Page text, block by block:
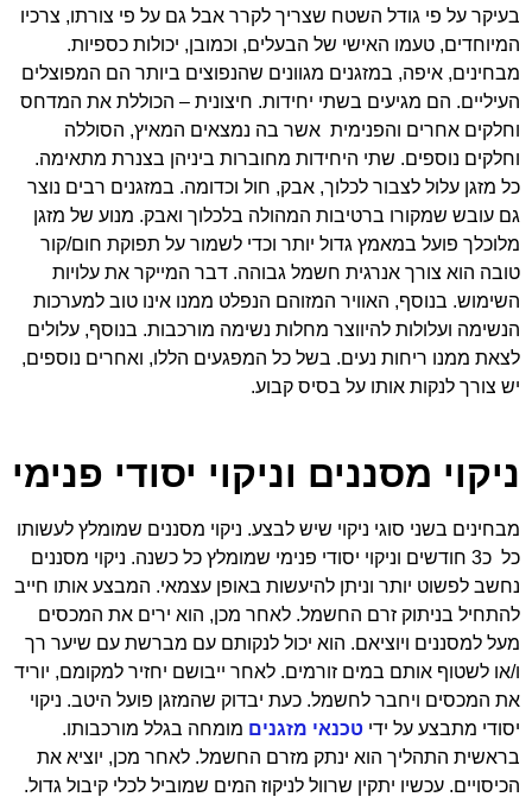
בעיקר על פי גודל השטח שצריך לקרר אבל גם על פי צורתו, צרכיו
המיוחדים, טעמו האישי של הבעלים, וכמובן, יכולות כספיות.
מבחינים, איפה, במזגנים מגוונים שהנפוצים ביותר הם המפוצלים
העיליים. הם מגיעים בשתי יחידות. חיצונית – הכוללת את המדחס
וחלקים אחרים והפנימית אשר בה נמצאים המאיץ, הסוללה
וחלקים נוספים. שתי היחידות מחוברות ביניהן בצנרת מתאימה.
כל מזגן עלול לצבור לכלוך, אבק, חול וכדומה. במזגנים רבים נוצר
גם עובש שמקורו ברטיבות המהולה בלכלוך ואבק. מנוע של מזגן
מלוכלך פועל במאמץ גדול יותר וכדי לשמור על תפוקת חום/קור
טובה הוא צורך אנרגית חשמל גבוהה. דבר המייקר את עלויות
השימוש. בנוסף, האוויר המזוהם הנפלט ממנו אינו טוב למערכות
הנשימה ועלולות להיווצר מחלות נשימה מורכבות. בנוסף, עלולים
לצאת ממנו ריחות נעים. בשל כל המפגעים הללו, ואחרים נוספים,
יש צורך לנקות אותו על בסיס קבוע.
ניקוי מסננים וניקוי יסודי פנימי
מבחינים בשני סוגי ניקוי שיש לבצע. ניקוי מסננים שמומלץ לעשותו
כל כ3 חודשים וניקוי יסודי פנימי שמומלץ כל כשנה. ניקוי מסננים
נחשב לפשוט יותר וניתן להיעשות באופן עצמאי. המבצע אותו חייב
להתחיל בניתוק זרם החשמל. לאחר מכן, הוא ירים את המכסים
מעל למסננים ויוציאם. הוא יכול לנקותם עם מברשת עם שיער רך
ו/או לשטוף אותם במים זורמים. לאחר ייבושם יחזיר למקומם, יוריד
את המכסים ויחבר לחשמל. כעת יבדוק שהמזגן פועל היטב. ניקוי
יסודי מתבצע על ידי טכנאי מזגנים מומחה בגלל מורכבותו.
בראשית התהליך הוא ינתק מזרם החשמל. לאחר מכן, יוציא את
הכיסויים. עכשיו יתקין שרוול לניקוז המים שמוביל לכלי קיבול גדול.